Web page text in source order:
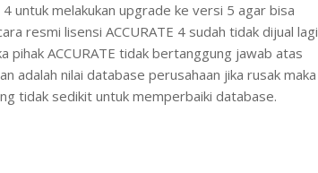
untuk melakukan upgrade ke versi 5 agar bisa
resmi lisensi ACCURATE 4 sudah tidak dijual lagi
pihak ACCURATE tidak bertanggung jawab atas
adalah nilai database perusahaan jika rusak maka
tidak sedikit untuk memperbaiki database.